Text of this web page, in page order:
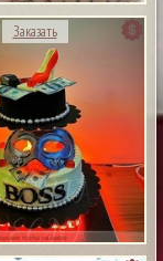
Заказать